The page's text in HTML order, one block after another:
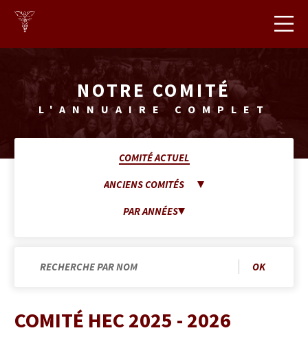
https://www.cbhec.be
CB
HEC
NOTRE COMITÉ
L'ANNUAIRE COMPLET
COMITÉ ACTUEL
COMITÉ HEC 2025 - 2026